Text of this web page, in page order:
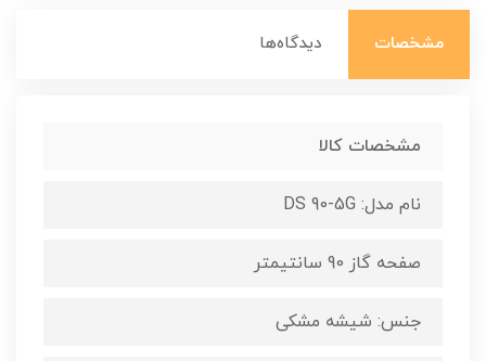
مشخصات دیدگاه‌ها
مشخصات کالا
نام مدل: DS 90-5G
صفحه گاز 90 سانتیمتر
جنس: شیشه مشکی